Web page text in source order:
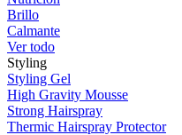
Brillo
Calmante
Ver todo
Styling
Styling Gel
High Gravity Mousse
Strong Hairspray
Thermic Hairspray Protector